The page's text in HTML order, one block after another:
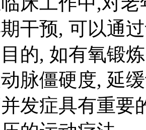
干预, 可以通
的, 如有氧锻
脉僵硬度, 延
发症具有重要